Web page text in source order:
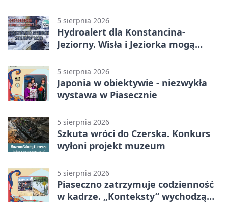
5 sierpnia 2026
Hydroalert dla Konstancina-
Jeziorny. Wisła i Jeziorka mogą
5 sierpnia 2026
Japonia w obiektywie - niezwykła
wystawa w Piasecznie
5 sierpnia 2026
Szkuta wróci do Czerska. Konkurs
wyłoni projekt muzeum
5 sierpnia 2026
Piaseczno zatrzymuje codzienność
w kadrze. „Konteksty” wychodzą